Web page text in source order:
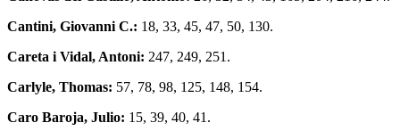
Cantini, Giovanni C.: 18, 33, 45, 47, 50, 130.
Careta i Vidal, Antoni: 247, 249, 251.
Carlyle, Thomas: 57, 78, 98, 125, 148, 154.
Caro Baroja, Julio: 15, 39, 40, 41.